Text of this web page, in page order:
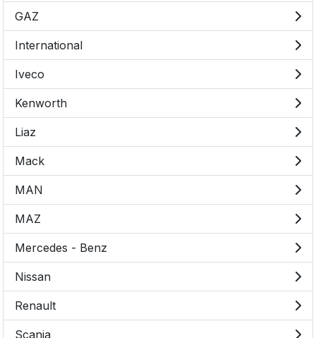
GAZ
International
Iveco
Kenworth
Liaz
Mack
MAN
MAZ
Mercedes - Benz
Nissan
Renault
Scania